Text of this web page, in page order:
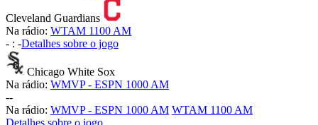
Cleveland Guardians
Na rádio: WTAM 1100 AM
- : -Detalhes sobre o jogo
Chicago White Sox
Na rádio: WMVP - ESPN 1000 AM
--
Na rádio: WMVP - ESPN 1000 AM WTAM 1100 AM